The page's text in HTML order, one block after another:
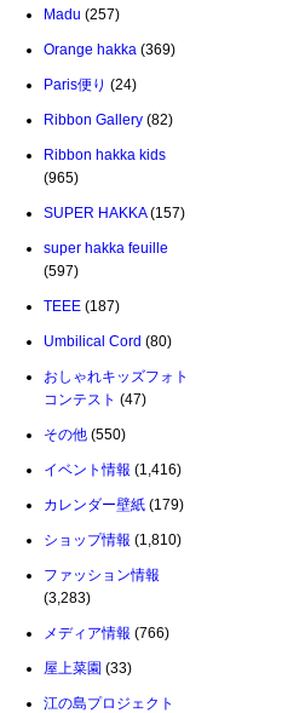
Madu (257)
Orange hakka (369)
Paris便り (24)
Ribbon Gallery (82)
Ribbon hakka kids
(965)
SUPER HAKKA(157)
super hakka feuille
(597)
TEEE (187)
Umbilical Cord (80)
おしゃれキッズフォト
コンテスト (47)
その他 (550)
イベント情報 (1,416)
カレンダー壁紙 (179)
ショップ情報 (1,810)
ファッション情報
(3,283)
メディア情報 (766)
屋上菜園 (33)
江の島プロジェクト